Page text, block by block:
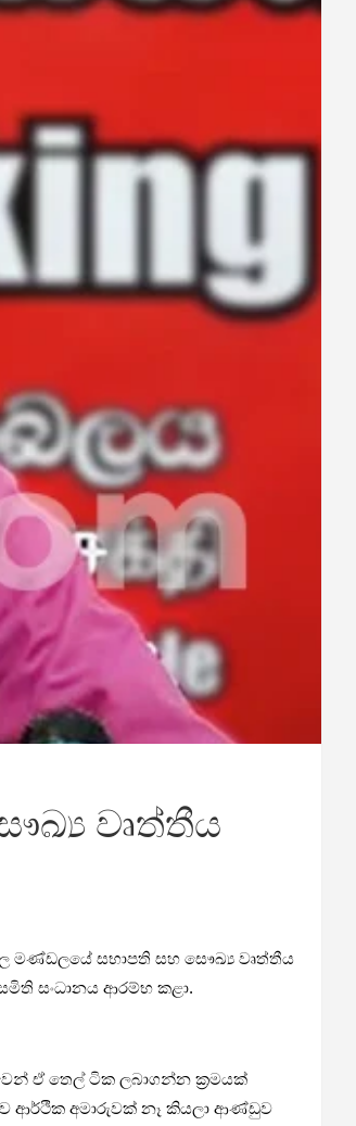
වෘත්තීය
මණ්ඩලයේ සභාපති සහ සෞඛ්‍ය වෘත්තීය
සංධානය ආරම්භ කළා.
ඒ තෙල් ටික ලබාගන්න ක්‍රමයක්
ආර්ථික අමාරුවක් නෑ කියලා ආණ්ඩුව